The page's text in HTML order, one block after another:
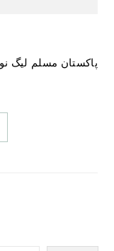
پاکستان مسلم لیگ نواز (پی ایم ایل این) کے رہنما شاہد خاقان